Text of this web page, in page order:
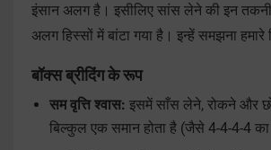
इंसान अलग है। इसीलिए सांस लेने की इन
अलग हिस्सों में बांटा गया है। इन्हें समझना
बॉक्स ब्रीदिंग के रूप
सम वृत्ति श्वास: इसमें साँस लेने, रोकने और
बिल्कुल एक समान होता है (जैसे 4-4-4-4